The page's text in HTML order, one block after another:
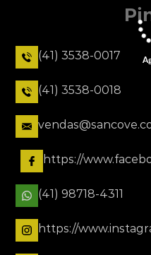
(41) 3538-0017
(41) 3538-0018
https://
(41) 98718-4311
https://